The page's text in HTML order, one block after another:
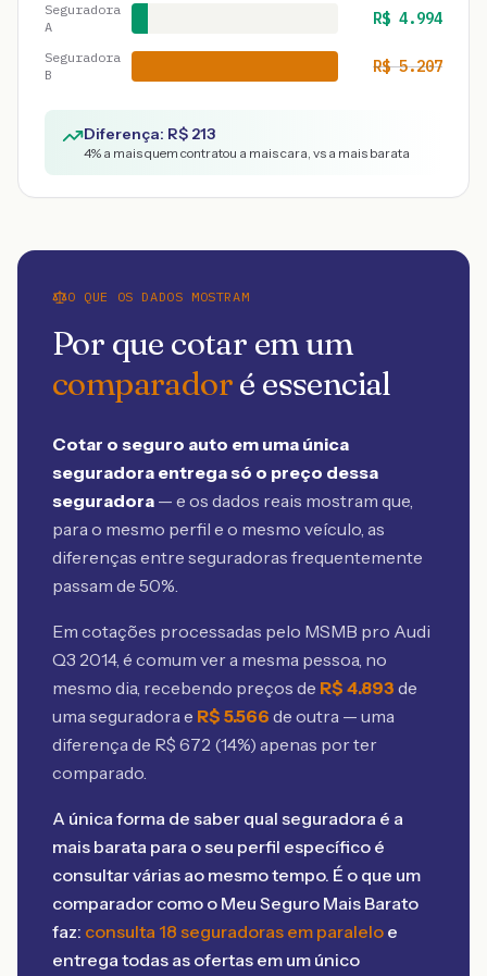
Seguradora
A
R$ 4.994
Seguradora
B
R$5.207
Diferença: R$ 213
4% a mais quem contratou a mais cara, vs a mais barata
O QUE OS DADOS MOSTRAM
Por que cotar em um
comparadoré essencial
Cotar o seguro auto em uma única
seguradora entrega só o preço dessa
seguradora — e os dados reais mostram que,
para o mesmo perfil e o mesmo veículo, as
diferenças entre seguradoras frequentemente
passam de 50%.
Em cotações processadas pelo MSMB pro Audi
Q3 2014, é comum ver a mesma pessoa, no
mesmo dia, recebendo preços de R$ 4.893 de
uma seguradora e R$ 5.566 de outra — uma
diferença de R$ 672 (14%) apenas por ter
comparado.
A única forma de saber qual seguradora é a
mais barata para o seu perfil específico é
consultar várias ao mesmo tempo. É o que um
comparador como o Meu Seguro Mais Barato
faz: consulta 18 seguradoras em paralelo e
entrega todas as ofertas em um único